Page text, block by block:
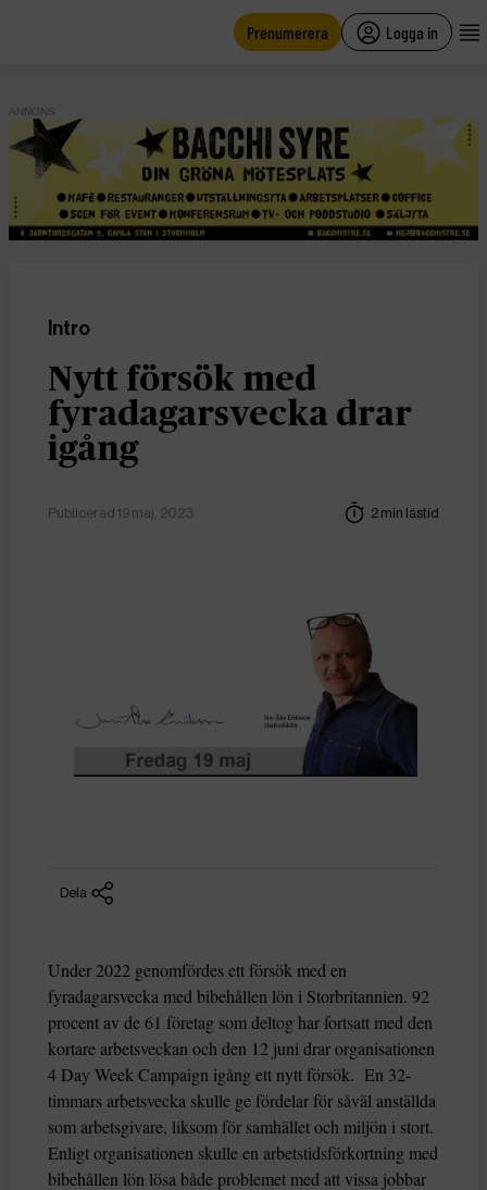
Prenumerera Logga in
ANNONS
Intro
Nytt försök med
fyradagarsvecka drar
igång
Publicerad 19 maj, 2023 2 min lästid
Dela
Under 2022 genomfördes ett försök med en
fyradagarsvecka med bibehållen lön i Storbritannien. 92
procent av de 61 företag som deltog har fortsatt med den
kortare arbetsveckan och den 12 juni drar organisationen
4 Day Week Campaign igång ett nytt försök. En 32-
timmars arbetsvecka skulle ge fördelar för såväl anställda
som arbetsgivare, liksom för samhället och miljön i stort.
Enligt organisationen skulle en arbetstidsförkortning med
bibehållen lön lösa både problemet med att vissa jobbar